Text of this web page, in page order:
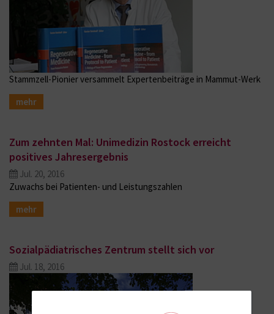
Stammzell-Pionier versammelt Expertenbeiträge in Mammut-Werk
mehr
Zum zehnten Mal: Unimedizin Rostock erreicht
positives Jahresergebnis
Jul. 20, 2016
Zuwachs bei Patienten- und Leistungszahlen
mehr
Sozialpädiatrisches Zentrum stellt sich vor
Jul. 18, 2016